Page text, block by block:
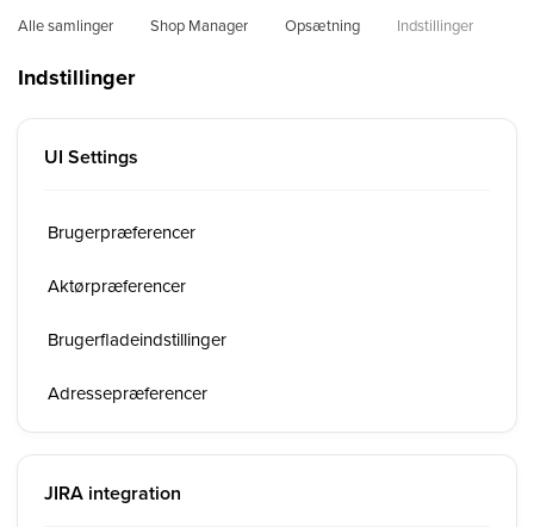
Alle samlinger Shop Manager Opsætning Indstillinger
Indstillinger
UI Settings
Brugerpræferencer
Aktørpræferencer
Brugerfladeindstillinger
Adressepræferencer
JIRA integration